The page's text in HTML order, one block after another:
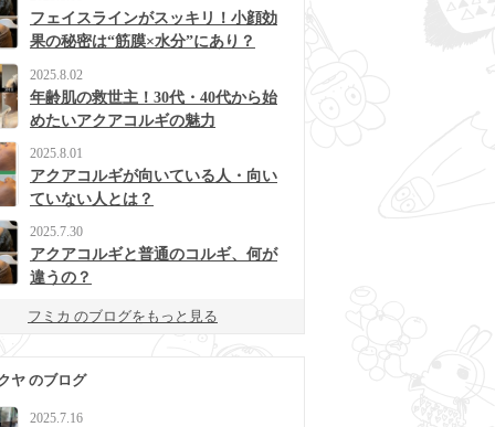
フェイスラインがスッキリ！小顔効
果の秘密は“筋膜×水分”にあり？
2025.8.02
年齢肌の救世主！30代・40代から始
めたいアクアコルギの魅力
2025.8.01
アクアコルギが向いている人・向い
ていない人とは？
2025.7.30
アクアコルギと普通のコルギ、何が
違うの？
フミカ のブログをもっと見る
ヤ のブログ
2025.7.16